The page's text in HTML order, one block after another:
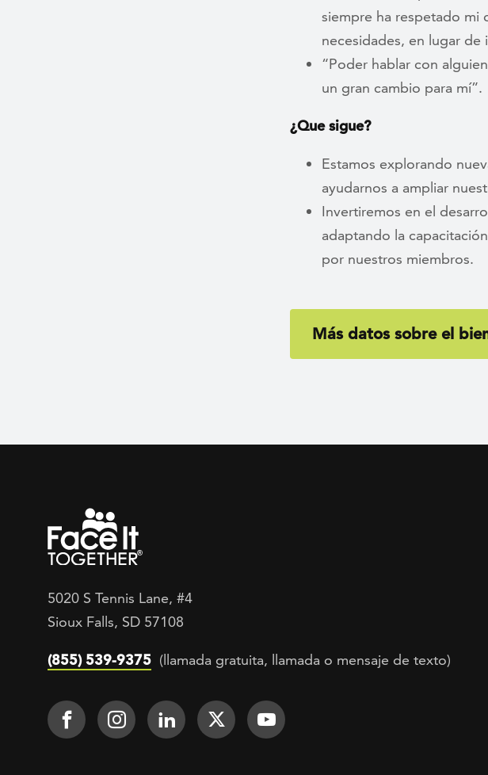
siempre ha respetado mi
necesidades, en lugar
“Poder hablar con
un gran cambio para mí”.
¿Que sigue?
Estamos explorando
ayudarnos a ampliar
Invertiremos en el
adaptando la
por nuestros miembros.
Más datos sobre el
5020 S Tennis Lane, #4
Sioux Falls, SD 57108
(855) 539-9375 (llamada gratuita, llamada o mensaje de texto)
Footer Social
Face It TOGETHER on Facebook
Face It TOGETHER on Instagram
Face It TOGETHER on LinkedIn
Face It TOGETHER on Twitter
Face It TOGETHER on